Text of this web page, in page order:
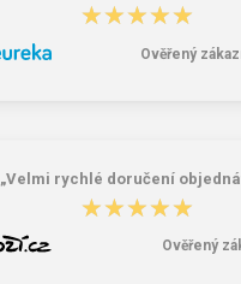
★★★★★
★★★★★
Ověřený
„Velmi rychlé doručení
★★★★★
★★★★★
Ověřený